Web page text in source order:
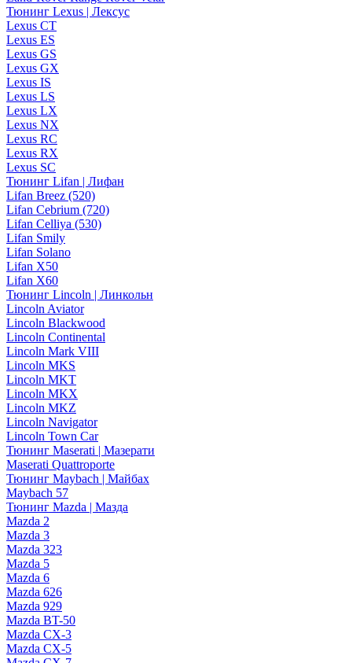
Тюнинг Lexus | Лексус
Lexus CT
Lexus ES
Lexus GS
Lexus GX
Lexus IS
Lexus LS
Lexus LX
Lexus NX
Lexus RC
Lexus RX
Lexus SC
Тюнинг Lifan | Лифан
Lifan Breez (520)
Lifan Cebrium (720)
Lifan Celliya (530)
Lifan Smily
Lifan Solano
Lifan X50
Lifan X60
Тюнинг Lincoln | Линкольн
Lincoln Aviator
Lincoln Blackwood
Lincoln Continental
Lincoln Mark VIII
Lincoln MKS
Lincoln MKT
Lincoln MKX
Lincoln MKZ
Lincoln Navigator
Lincoln Town Car
Тюнинг Maserati | Мазерати
Maserati Quattroporte
Тюнинг Maybach | Майбах
Maybach 57
Тюнинг Mazda | Мазда
Mazda 2
Mazda 3
Mazda 323
Mazda 5
Mazda 6
Mazda 626
Mazda 929
Mazda BT-50
Mazda CX-3
Mazda CX-5